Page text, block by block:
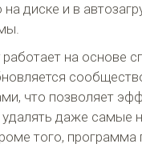
диске и в
работает на основе
что позволяет
удалять даже самые
того, программа